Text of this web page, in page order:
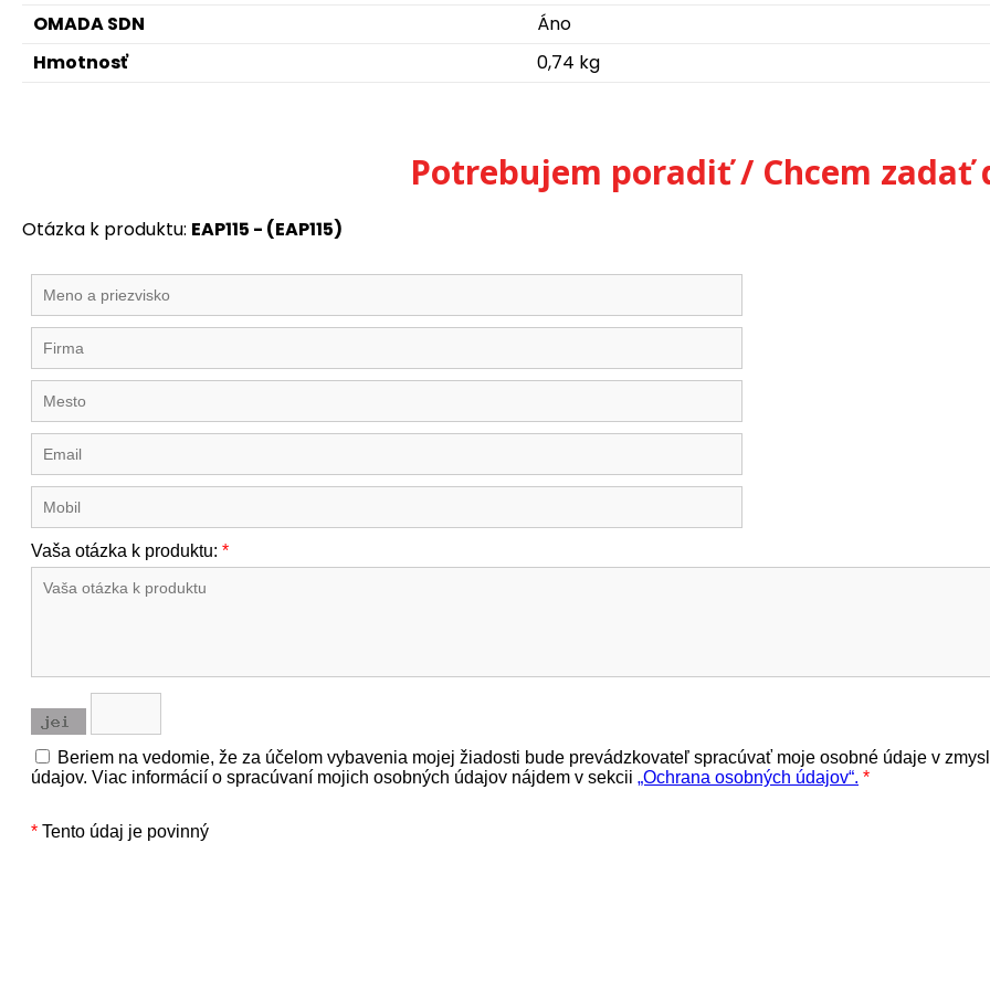
OMADA SDN
Áno
Hmotnosť
0,74 kg
Potrebujem poradiť / Chcem zadať
Otázka k produktu: EAP115 - (EAP115)